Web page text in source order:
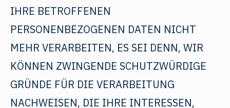
IHRE BETROFFENEN
PERSONENBEZOGENEN DATEN NICHT
MEHR VERARBEITEN, ES SEI DENN, WIR
KÖNNEN ZWINGENDE SCHUTZWÜRDIGE
GRÜNDE FÜR DIE VERARBEITUNG
NACHWEISEN, DIE IHRE INTERESSEN,